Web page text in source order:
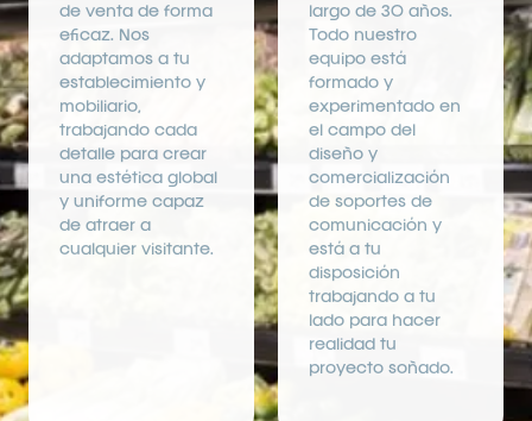
de venta de forma
eficaz. Nos
adaptamos a tu
establecimiento y
mobiliario,
trabajando cada
detalle para crear
una estética global
y uniforme capaz
de atraer a
cualquier visitante.
largo de 30 años.
Todo nuestro
equipo está
formado y
experimentado en
el campo del
diseño y
comercialización
de soportes de
comunicación y
está a tu
disposición
trabajando a tu
lado para hacer
realidad tu
proyecto soñado.